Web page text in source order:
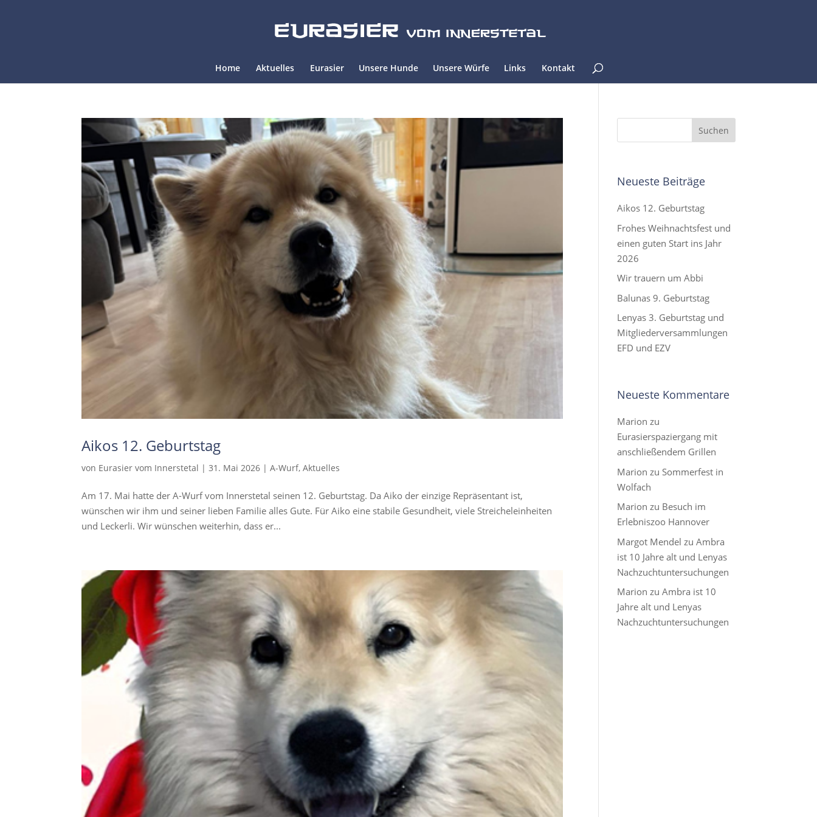
Home Aktuelles Eurasier Unsere Hunde Unsere Würfe Links Kontakt
Aikos 12. Geburtstag
von Eurasier vom Innerstetal |31. Mai 2026 |A-Wurf,Aktuelles
Am 17. Mai hatte der A-Wurf vom Innerstetal seinen 12. Geburtstag. Da Aiko der einzige Repräsentant ist,
wünschen wir ihm und seiner lieben Familie alles Gute. Für Aiko eine stabile Gesundheit, viele Streicheleinheiten
und Leckerli. Wir wünschen weiterhin, dass er...
Neueste Beiträge
Aikos 12. Geburtstag
Frohes Weihnachtsfest und
einen guten Start ins Jahr
2026
Wir trauern um Abbi
Balunas 9. Geburtstag
Lenyas 3. Geburtstag und
Mitgliederversammlungen
EFD und EZV
Neueste Kommentare
Marion zu
Eurasierspaziergang mit
anschließendem Grillen
Marion zu Sommerfest in
Wolfach
Marion zu Besuch im
Erlebniszoo Hannover
Margot Mendel zuAmbra
ist 10 Jahre alt und Lenyas
Nachzuchtuntersuchungen
Marion zuAmbra ist 10
Jahre alt und Lenyas
Nachzuchtuntersuchungen